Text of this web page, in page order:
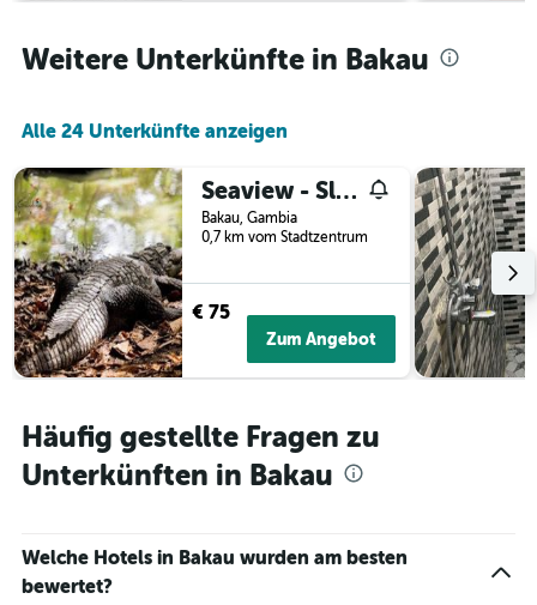
Weitere Unterkünfte in Bakau
Alle 24 Unterkünfte anzeigen
Seaview - Sleeps 3 - Access to Beach - Bakau
Bakau, Gambia
0,7 km vom Stadtzentrum
€ 75
Zum Angebot
Häufig gestellte Fragen zu
Unterkünften in Bakau
Welche Hotels in Bakau wurden am besten
bewertet?